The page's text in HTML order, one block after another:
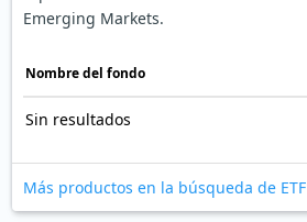
Emerging Markets.
Nombre del fondo
Sin resultados
Más productos en la búsqueda de ETF